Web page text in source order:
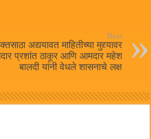
Next
अद्ययावत माहितीच्या मुद्द्यावर
प्रशांत ठाकूर आणि आमदार महेश
बालदी यांनी वेधले शासनाचे लक्ष